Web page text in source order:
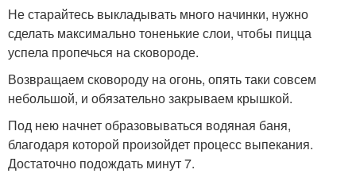
Не старайтесь выкладывать много начинки, нужно
сделать максимально тоненькие слои, чтобы пицца
успела пропечься на сковороде.
Возвращаем сковороду на огонь, опять таки совсем
небольшой, и обязательно закрываем крышкой.
Под нею начнет образовываться водяная баня,
благодаря которой произойдет процесс выпекания.
Достаточно подождать минут 7.